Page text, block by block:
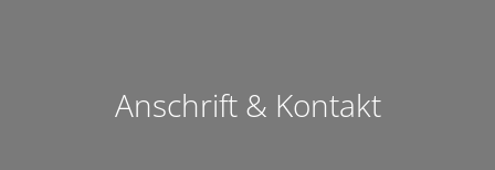
Anschrift & Kontakt